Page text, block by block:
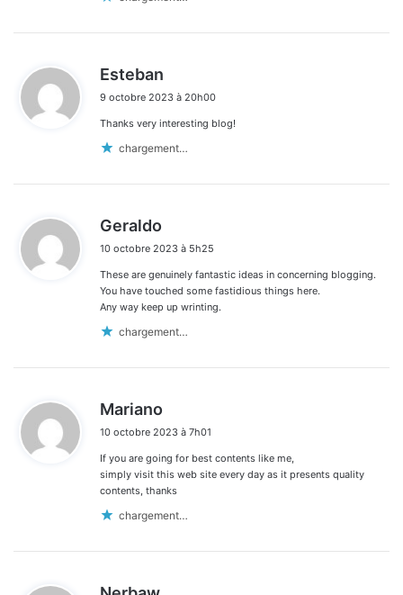
Esteban
t
9 octobre 2023 à 20h00
Thanks very interesting blog!
chargement…
Geraldo
t
:
10 octobre 2023 à 5h25
These are genuinely fantastic ideas in concerning blogging.
You have touched some fastidious things here.
Any way keep up wrinting.
chargement…
Mariano
t
:
10 octobre 2023 à 7h01
If you are going for best contents like me,
simply visit this web site every day as it presents quality
contents, thanks
chargement…